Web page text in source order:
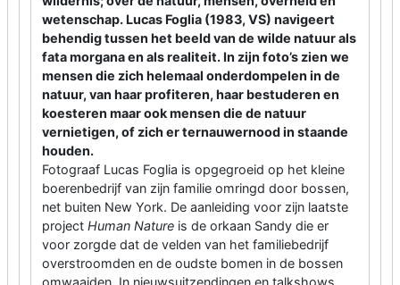
wetenschap. Lucas Foglia (1983, VS) navigeert
behendig tussen het beeld van de wilde natuur als
fata morgana en als realiteit. In zijn foto’s zien we
mensen die zich helemaal onderdompelen in de
natuur, van haar profiteren, haar bestuderen en
koesteren maar ook mensen die de natuur
vernietigen, of zich er ternauwernood in staande
houden.
Fotograaf Lucas Foglia is opgegroeid op het kleine
boerenbedrijf van zijn familie omringd door bossen,
net buiten New York. De aanleiding voor zijn laatste
project Human Nature is de orkaan Sandy die er
voor zorgde dat de velden van het familiebedrijf
overstroomden en de oudste bomen in de bossen
omwaaiden. In nieuwsuitzendingen en talkshows